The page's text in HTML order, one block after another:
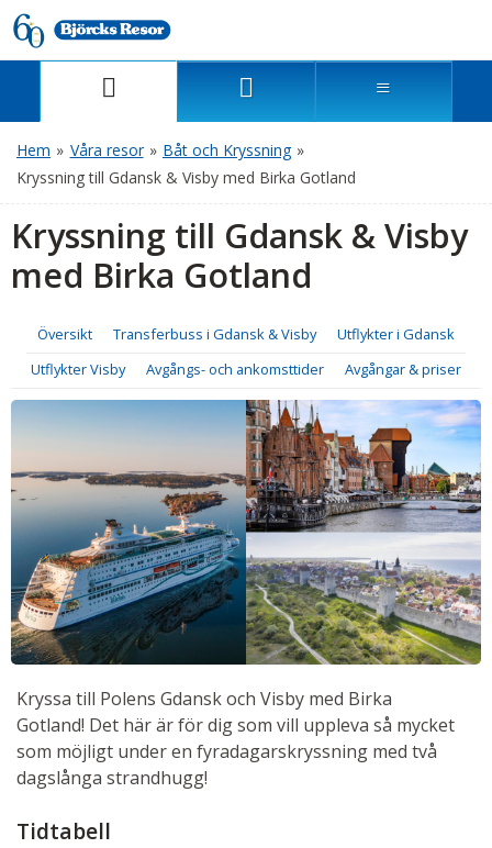
Hem » Våra resor » Båt och Kryssning »
Kryssning till Gdansk & Visby med Birka Gotland
Kryssning till Gdansk & Visby
med Birka Gotland
Översikt Transferbuss i Gdansk & Visby
Utflykter i Gdansk
Utflykter Visby
Avgångs- och ankomsttider Avgångar & priser
Kryssa till Polens Gdansk och Visby med Birka
Gotland! Det här är för dig som vill uppleva så mycket
som möjligt under en fyradagarskryssning med två
dagslånga strandhugg!
Tidtabell